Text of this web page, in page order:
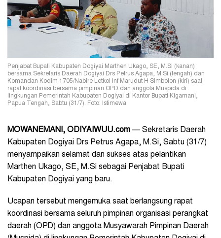
Penjabat Bupati Kabupaten Dogiyai Marthen Ukago, SE, M.Si (kanan)
bersama Sekretaris Daerah Dogiyai Drs Petrus Agapa, M.Si (tengah) dan
Komandan Kodim 1705/Nabire Letkol Inf Marudut H Simbolon (kiri) saat
rapat koordinasi bersama pimpinan OPD dan anggota Muspida di
lingkungan Pemerintah Kabupaten Dogiyai di Kantor Bupati Kigamani,
Papua Tengah, Sabtu (31/7). Foto: Istimewa
MOWANEMANI, ODIYAIWUU.com — Sekretaris Daerah
Kabupaten Dogiyai Drs Petrus Agapa, M.Si, Sabtu (31/7)
menyampaikan selamat dan sukses atas pelantikan
Marthen Ukago, SE, M.Si sebagai Penjabat Bupati
Kabupaten Dogiyai yang baru.
Ucapan tersebut mengemuka saat berlangsung rapat
koordinasi bersama seluruh pimpinan organisasi perangkat
daerah (OPD) dan anggota Musyawarah Pimpinan Daerah